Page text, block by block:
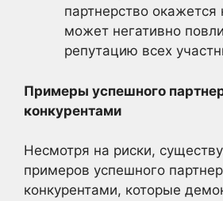
партнерство
может негативно
репутацию всех
Примеры успешного
конкурентами
Несмотря на риски,
примеров успешного
конкурентами, которые